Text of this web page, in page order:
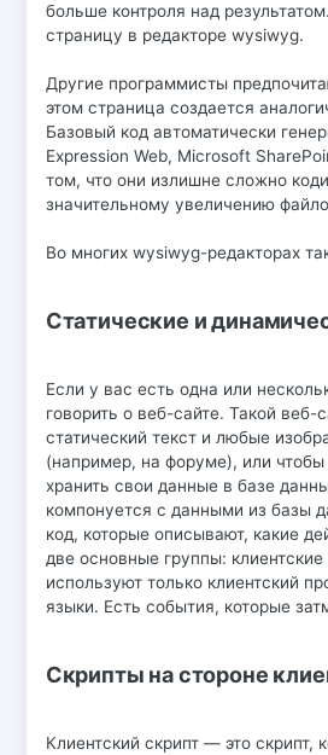
больше контроля над
страницу в редакторе wysiwyg.
Другие программисты
этом страница создается
Базовый код автоматически
Expression Web, Microsoft
том, что они излишне сложно
значительному увеличению
Во многих wysiwyg-редакторах
Статические и
Если у вас есть одна или
говорить о веб-сайте. Такой
статический текст и любые
(например, на форуме), или
хранить свои данные в базе
компонуется с данными из базы
код, которые описывают, какие
две основные группы:
используют только клиентский
языки. Есть события, которые
Скрипты на стороне
Клиентский скрипт — это скрипт,